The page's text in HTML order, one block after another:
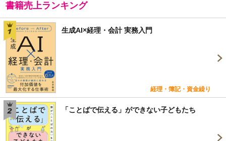
書籍売上ランキング
生成AI×経理・会計 実務入門
経理・簿記・資金繰り
「ことばで伝える」ができない子どもたち